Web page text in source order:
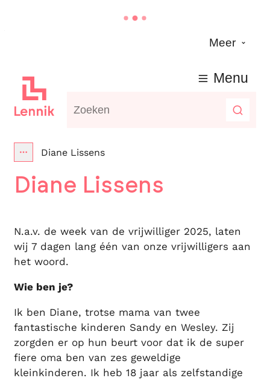
Meer
Lennik
Waarmee kunnen we jou helpen?
Menu
Toon alle broodkruimel items
Diane Lissens
Diane Lissens
N.a.v. de week van de vrijwilliger 2025, laten
wij 7 dagen lang één van onze vrijwilligers aan
het woord.
Wie ben je?
Ik ben Diane, trotse mama van twee
fantastische kinderen Sandy en Wesley. Zij
zorgden er op hun beurt voor dat ik de super
fiere oma ben van zes geweldige
kleinkinderen. Ik heb 18 jaar als zelfstandige